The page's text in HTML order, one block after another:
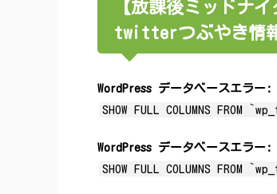
【放課後ミッドナ
twitterつぶやき情
WordPress データベースエラー:
SHOW FULL COLUMNS FROM
WordPress データベースエラー:
SHOW FULL COLUMNS FROM